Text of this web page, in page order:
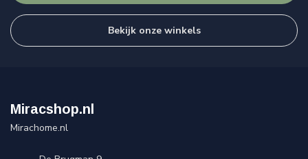
Bekijk onze winkels
Miracshop.nl
Mirachome.nl